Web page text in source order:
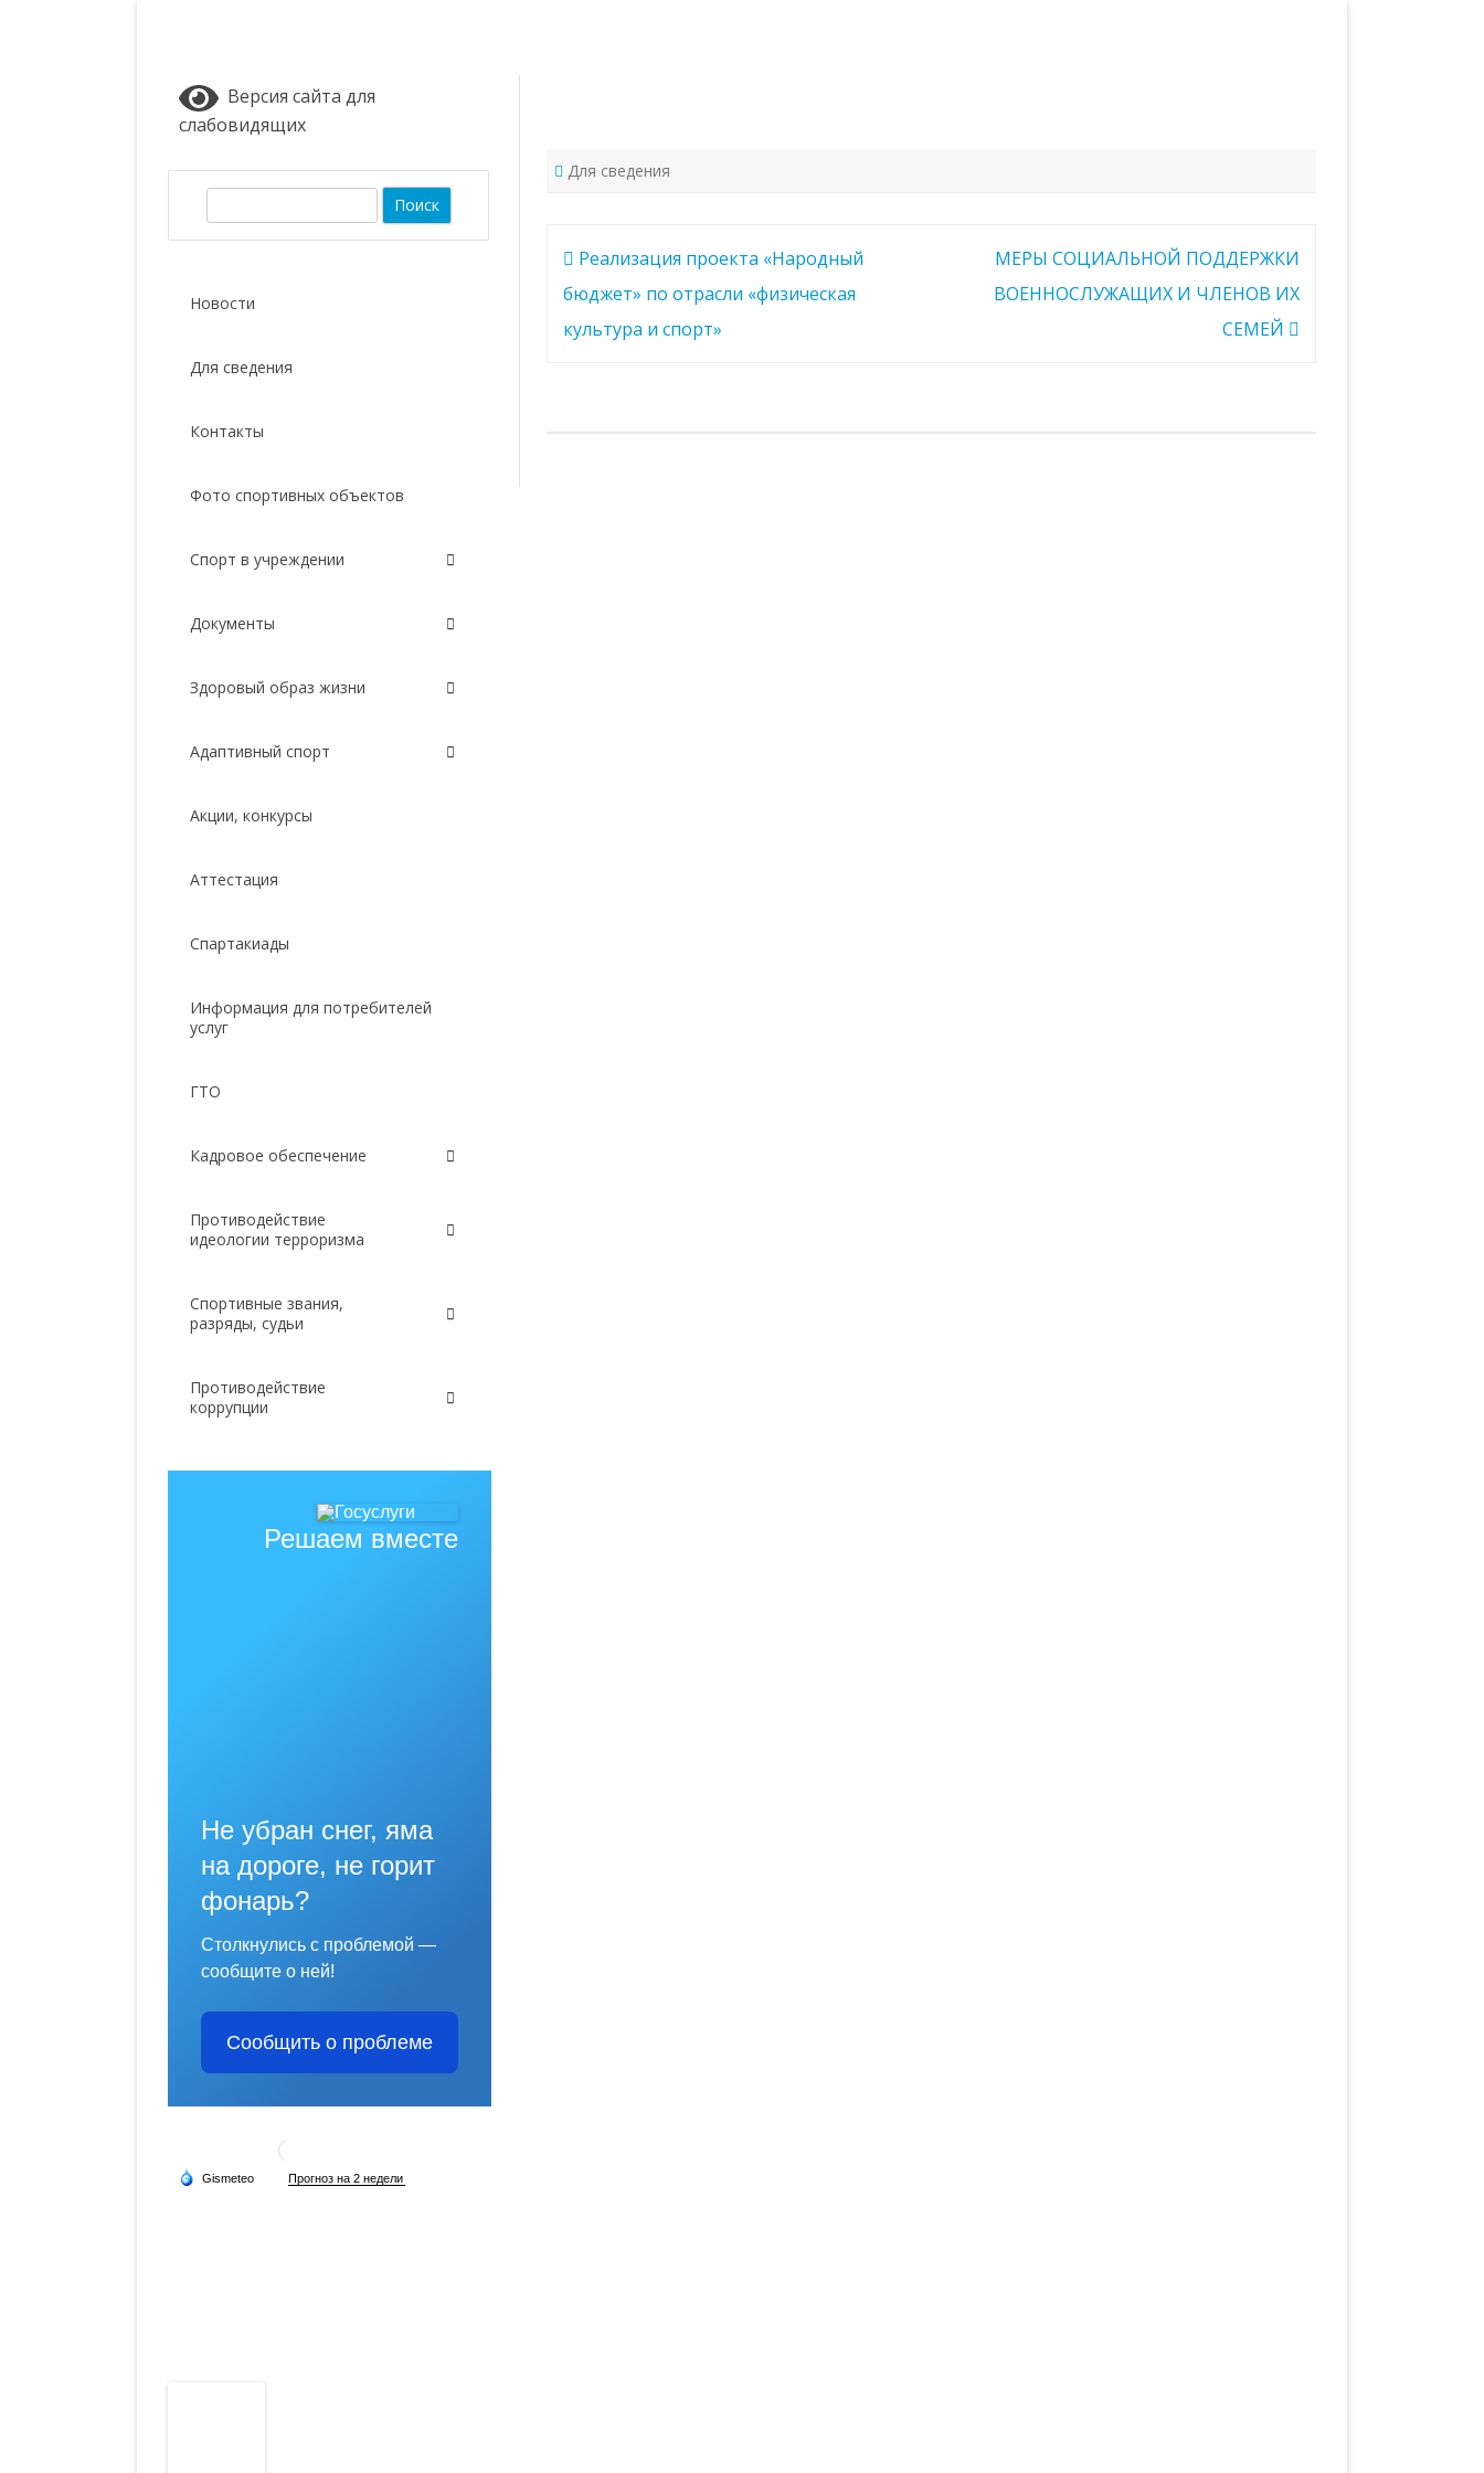
Для сведения
Навигация
по
записям
Реализация проекта «Народный
бюджет» по отрасли «физическая
культура и спорт»
МЕРЫ СОЦИАЛЬНОЙ ПОДДЕРЖКИ
ВОЕННОСЛУЖАЩИХ И ЧЛЕНОВ ИХ
СЕМЕЙ
Версия сайта для
слабовидящих
Новости
Для сведения
Контакты
Фото спортивных объектов
Спорт в учреждении
Документы
Здоровый образ жизни
Адаптивный спорт
Акции, конкурсы
Аттестация
Спартакиады
Информация для потребителей
услуг
ГТО
Кадровое обеспечение
Противодействие
идеологии терроризма
Спортивные звания,
разряды, судьи
Противодействие
коррупции
Решаем вместе
Не убран снег, яма
на дороге, не горит
фонарь?
Столкнулись с проблемой —
сообщите о ней!
Сообщить о проблеме